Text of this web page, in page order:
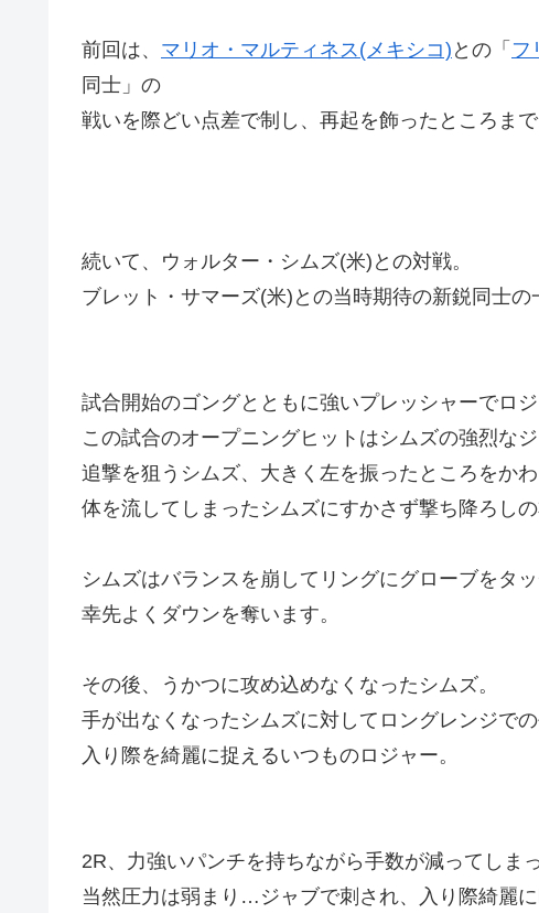
前回は、 マリオ・マルティネス(メキシコ) との「 フ
同士」の
戦いを際どい点差で制し、再起を飾ったところまで
続いて、ウォルター・シムズ(米)との対戦。
ブレット・サマーズ(米)との当時期待の新鋭同士の
試合開始のゴングとともに強いプレッシャーでロ
この試合のオープニングヒットはシムズの強烈なジ
追撃を狙うシムズ、大きく左を振ったところをか
体を流してしまったシムズにすかさず撃ち降ろしの
シムズはバランスを崩してリングにグローブをタッ
幸先よくダウンを奪います。
その後、うかつに攻め込めなくなったシムズ。
手が出なくなったシムズに対してロングレンジで
入り際を綺麗に捉えるいつものロジャー。
2R、力強いパンチを持ちながら手数が減ってしま
当然圧力は弱まり…ジャブで刺され、入り際綺麗